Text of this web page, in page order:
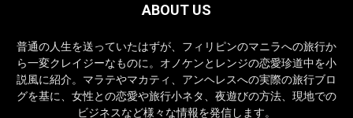
ABOUT US
普通の人生を送っていたはずが、フィリピンのマニラへの旅行か
ら一変クレイジーなものに。オノケンとレンジの恋愛珍道中を小
説風に紹介。マラテやマカティ、アンヘレスへの実際の旅行ブロ
グを基に、女性との恋愛や旅行小ネタ、夜遊びの方法、現地での
ビジネスなど様々な情報を発信します。